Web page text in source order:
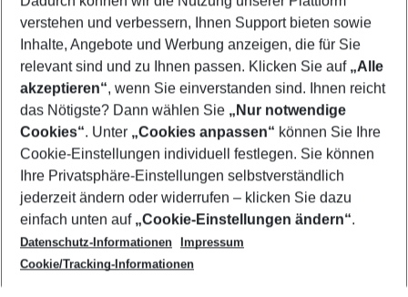
Footer
Footer navigation
Über uns
AGB
Cookie-Einstellungen ändern
Cookie-Richtlinie
Datenschutz
Service & Hilfe
Barrierefreies Reisen
Check-in
Folgen Sie uns
verstehen und verbessern, Ihnen Support bieten sowie
Inhalte, Angebote und Werbung anzeigen, die für Sie
relevant sind und zu Ihnen passen. Klicken Sie auf „Alle
akzeptieren“, wenn Sie einverstanden sind. Ihnen reicht
das Nötigste? Dann wählen Sie „Nur notwendige
Cookies“. Unter „Cookies anpassen“ können Sie Ihre
Cookie-Einstellungen individuell festlegen. Sie können
Ihre Privatsphäre-Einstellungen selbstverständlich
jederzeit ändern oder widerrufen – klicken Sie dazu
einfach unten auf „Cookie-Einstellungen ändern“.
Datenschutz-Informationen
Impressum
Cookie/Tracking-Informationen